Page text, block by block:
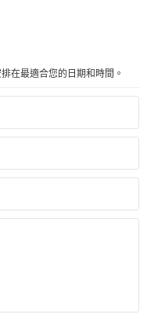
在最適合您的日期和時間。